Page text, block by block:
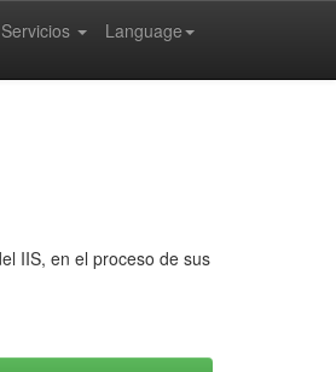
Language
Servicios
IIS, en el proceso de sus